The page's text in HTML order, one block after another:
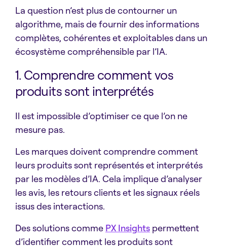
La question n’est plus de contourner un
algorithme, mais de fournir des informations
complètes, cohérentes et exploitables dans un
écosystème compréhensible par l’IA.
1. Comprendre comment vos
produits sont interprétés
Il est impossible d’optimiser ce que l’on ne
mesure pas.
Les marques doivent comprendre comment
leurs produits sont représentés et interprétés
par les modèles d’IA. Cela implique d’analyser
les avis, les retours clients et les signaux réels
issus des interactions.
Des solutions comme PX Insights permettent
d’identifier comment les produits sont